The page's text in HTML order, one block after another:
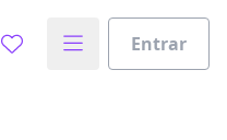
Entrar